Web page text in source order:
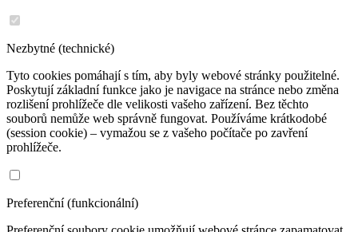
Nezbytné (technické)
Tyto cookies pomáhají s tím, aby byly webové stránky použitelné.
Poskytují základní funkce jako je navigace na stránce nebo změna
rozlišení prohlížeče dle velikosti vašeho zařízení. Bez těchto
souborů nemůže web správně fungovat. Používáme krátkodobé
(session cookie) – vymažou se z vašeho počítače po zavření
prohlížeče.
Preferenční (funkcionální)